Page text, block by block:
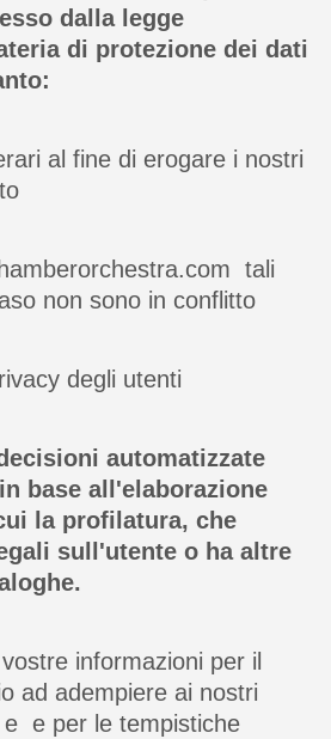
dalla legge
di protezione dei dati
al fine di erogare i nostri
tali
non sono in conflitto
degli utenti
automatizzate
base all'elaborazione
la profilatura, che
sull'utente o ha altre
informazioni per il
ad adempiere ai nostri
e e per le tempistiche